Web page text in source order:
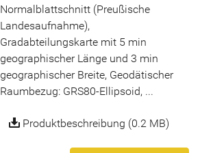
Normalblattschnitt (Preußische
Landesaufnahme),
Gradabteilungskarte mit 5 min
geographischer Länge und 3 min
geographischer Breite, Geodätischer
Raumbezug: GRS80-Ellipsoid, ...
Produktbeschreibung (0.2 MB)